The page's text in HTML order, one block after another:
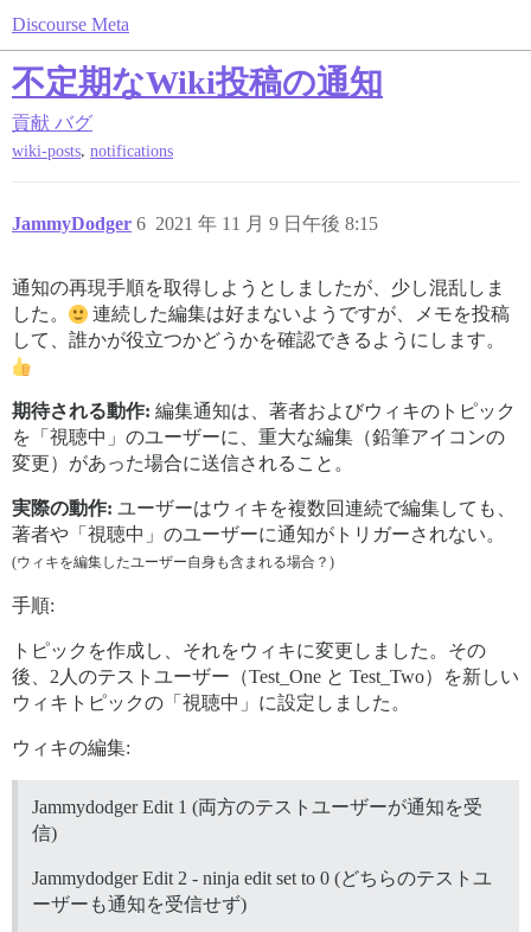
Discourse Meta
不定期なWiki投稿の通知
貢献 バグ
wiki-posts, notifications
JammyDodger 2021 年 11 月 9 日午後 8:15
6
通知の再現手順を取得しようとしましたが、少し混乱しま
した。
連続した編集は好まないようですが、メモを投稿
して、誰かが役立つかどうかを確認できるようにします。
期待される動作: 編集通知は、著者およびウィキのトピック
を「視聴中」のユーザーに、重大な編集（鉛筆アイコンの
変更）があった場合に送信されること。
実際の動作: ユーザーはウィキを複数回連続で編集しても、
著者や「視聴中」のユーザーに通知がトリガーされない。
(ウィキを編集したユーザー自身も含まれる場合？)
手順:
トピックを作成し、それをウィキに変更しました。その
後、2人のテストユーザー（Test_One と Test_Two）を新しい
ウィキトピックの「視聴中」に設定しました。
ウィキの編集:
Jammydodger Edit 1 (両方のテストユーザーが通知を受
信)
Jammydodger Edit 2 - ninja edit set to 0 (どちらのテストユ
ーザーも通知を受信せず)